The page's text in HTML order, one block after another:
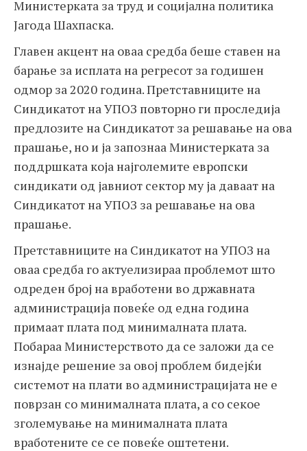
Министерката за труд и социјална политика
Јагода Шахпаска.
Главен акцент на оваа средба беше ставен на
барање за исплата на регресот за годишен
одмор за 2020 година. Претставниците на
Синдикатот на УПОЗ повторно ги проследија
предлозите на Синдикатот за решавање на ова
прашање, но и ја запознаа Министерката за
поддршката која најголемите европски
синдикати од јавниот сектор му ја даваат на
Синдикатот на УПОЗ за решавање на ова
прашање.
Претставниците на Синдикатот на УПОЗ на
оваа средба го актуелизираа проблемот што
одреден број на вработени во државната
администрација повеќе од една година
примаат плата под минималната плата.
Побараа Министерството да се заложи да се
изнајде решение за овој проблем бидејќи
системот на плати во администрацијата не е
поврзан со минималната плата, а со секое
зголемување на минималната плата
вработените се се повеќе оштетени.